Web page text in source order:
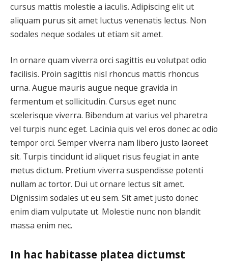
cursus mattis molestie a iaculis. Adipiscing elit ut
aliquam purus sit amet luctus venenatis lectus. Non
sodales neque sodales ut etiam sit amet.
In ornare quam viverra orci sagittis eu volutpat odio
facilisis. Proin sagittis nisl rhoncus mattis rhoncus
urna. Augue mauris augue neque gravida in
fermentum et sollicitudin. Cursus eget nunc
scelerisque viverra. Bibendum at varius vel pharetra
vel turpis nunc eget. Lacinia quis vel eros donec ac odio
tempor orci. Semper viverra nam libero justo laoreet
sit. Turpis tincidunt id aliquet risus feugiat in ante
metus dictum. Pretium viverra suspendisse potenti
nullam ac tortor. Dui ut ornare lectus sit amet.
Dignissim sodales ut eu sem. Sit amet justo donec
enim diam vulputate ut. Molestie nunc non blandit
massa enim nec.
In hac habitasse platea dictumst